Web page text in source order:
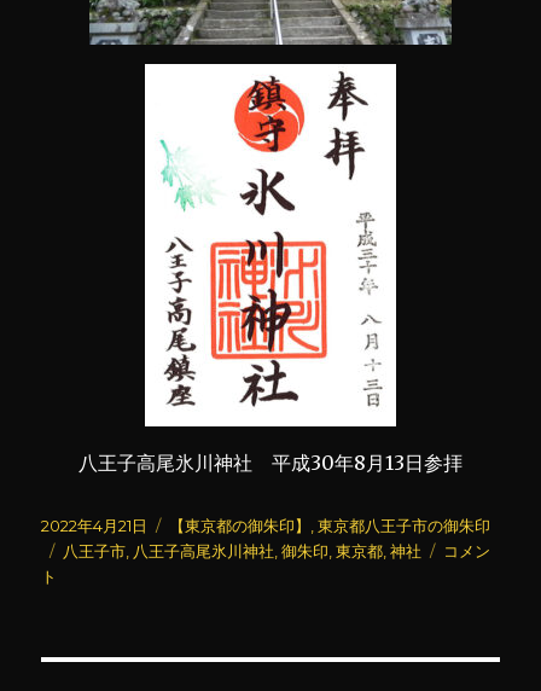
八王子高尾氷川神社 平成30年8月13日参拝
投
稿
日:
2022年4月21日
カ
テ
【東京都の御朱印】 ,東京都八王子市の御朱印
タ
八王子市 八王子高尾氷川神社 ,御朱印 ,東京都 ,神社
八
コメン
ト